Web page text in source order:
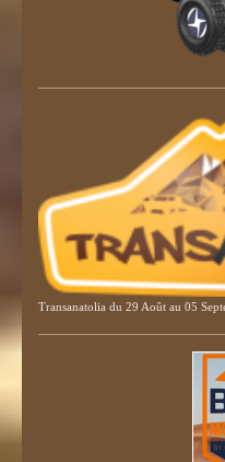
Transanatolia du 29 Août au 05